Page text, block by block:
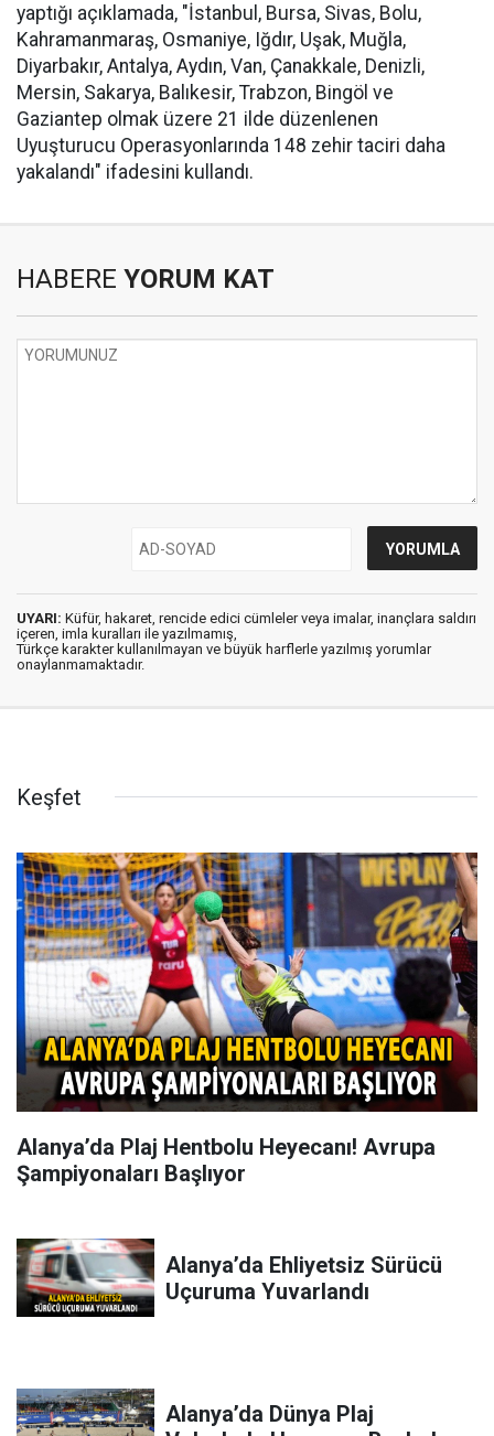
yaptığı açıklamada, "İstanbul, Bursa, Sivas, Bolu,
Kahramanmaraş, Osmaniye, Iğdır, Uşak, Muğla,
Diyarbakır, Antalya, Aydın, Van, Çanakkale, Denizli,
Mersin, Sakarya, Balıkesir, Trabzon, Bingöl ve
Gaziantep olmak üzere 21 ilde düzenlenen
Uyuşturucu Operasyonlarında 148 zehir taciri daha
yakalandı" ifadesini kullandı.
HABERE YORUM KAT
UYARI: Küfür, hakaret, rencide edici cümleler veya imalar, inançlara saldırı
içeren, imla kuralları ile yazılmamış,
Türkçe karakter kullanılmayan ve büyük harflerle yazılmış yorumlar
onaylanmamaktadır.
Keşfet
Alanya’da Plaj Hentbolu Heyecanı! Avrupa
Şampiyonaları Başlıyor
Alanya’da Ehliyetsiz Sürücü
Uçuruma Yuvarlandı
Alanya’da Dünya Plaj